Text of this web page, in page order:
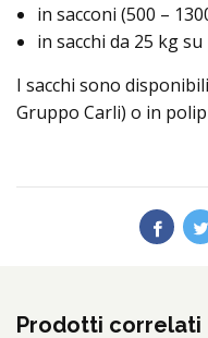
in sacconi (500 –
in sacchi da 25 kg
I sacchi sono
Gruppo Carli) o in
Prodotti correlati